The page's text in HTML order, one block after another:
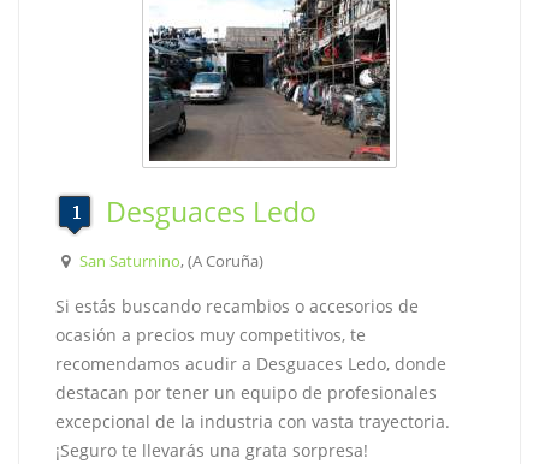
Desguaces Ledo
San Saturnino, (A Coruña)
Si estás buscando recambios o accesorios de
ocasión a precios muy competitivos, te
recomendamos acudir a Desguaces Ledo, donde
destacan por tener un equipo de profesionales
excepcional de la industria con vasta trayectoria.
¡Seguro te llevarás una grata sorpresa!